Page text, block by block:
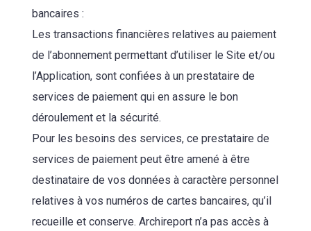
bancaires :
Les transactions financières relatives au paiement
de l’abonnement permettant d’utiliser le Site et/ou
l’Application, sont confiées à un prestataire de
services de paiement qui en assure le bon
déroulement et la sécurité.
Pour les besoins des services, ce prestataire de
services de paiement peut être amené à être
destinataire de vos données à caractère personnel
relatives à vos numéros de cartes bancaires, qu’il
recueille et conserve. Archireport n’a pas accès à